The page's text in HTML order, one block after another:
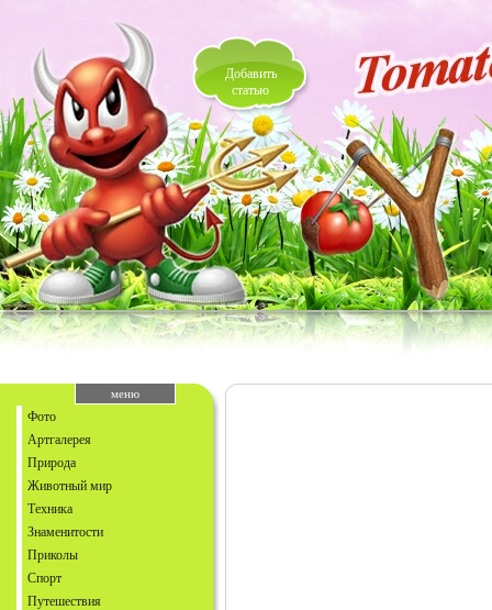
Добавить
статью
меню
Фото
Артгалерея
Природа
Животный мир
Техника
Знаменитости
Приколы
Спорт
Путешествия